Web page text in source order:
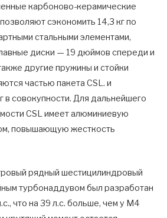
карбоново-керамические
сэкономить 14,3 кг по
стальными элементами,
диски — 19 дюймов спереди и
другие пружины и стойки
частью пакета CSL. и
в совокупности. Для дальнейшего
CSL имеет алюминиевую
повышающую жесткость
рядный шестицилиндровый
турбонаддувом был разработан
что на 39 л.с. больше, чем у M4